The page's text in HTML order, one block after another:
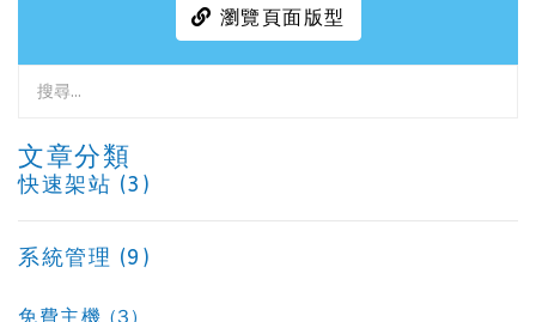
瀏覽頁面版型
文章分類
快速架站 (3)
系統管理 (9)
免費主機 (3)